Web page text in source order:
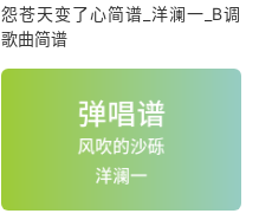
怨苍天变了心简谱_洋澜一_B调
歌曲简谱